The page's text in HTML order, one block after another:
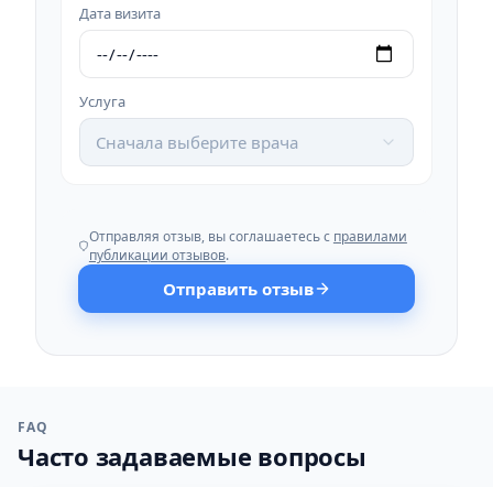
Дата визита
Услуга
Сначала выберите врача
Отправляя отзыв, вы соглашаетесь с правилами
публикации отзывов.
Отправить отзыв
FAQ
Часто задаваемые вопросы